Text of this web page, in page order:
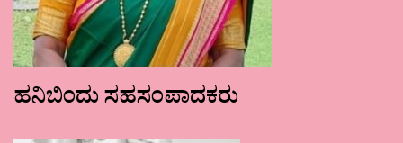
ಹನಿಬಿಂದು ಸಹಸಂಪಾದಕರು